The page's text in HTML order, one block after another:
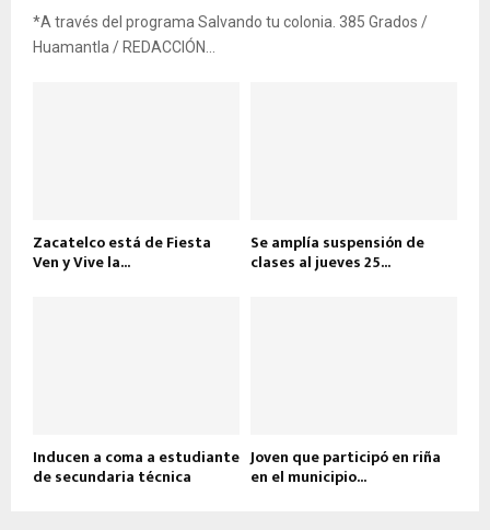
*A través del programa Salvando tu colonia. 385 Grados /
Huamantla / REDACCIÓN...
Zacatelco está de Fiesta
Ven y Vive la...
Se amplía suspensión de
clases al jueves 25...
Inducen a coma a estudiante
de secundaria técnica
Joven que participó en riña
en el municipio...